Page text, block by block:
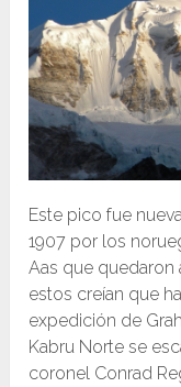
Este pico fue
1907 por los
Aas que
estos creían que
expedición de
Kabru Norte se
coronel Conrad